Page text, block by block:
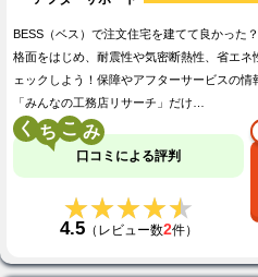
BESS（ベス）で注文住宅を建てて良かった
格面をはじめ、耐震性や気密断熱性、省エ
ェックしよう！保障やアフターサービスの
「みんなの工務店リサーチ」だけ…
く こ
口コミによる評判
★★★★★
★★★★★
4.5（レビュー数2件）